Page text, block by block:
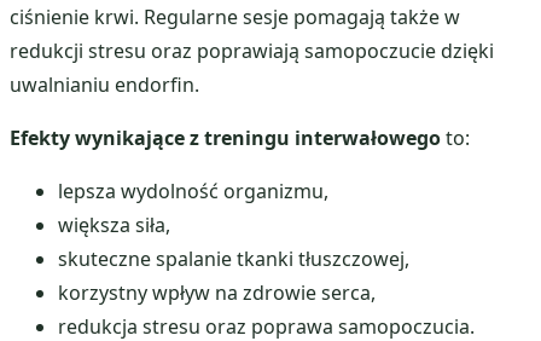
ciśnienie krwi. Regularne sesje pomagają także w
redukcji stresu oraz poprawiają samopoczucie dzięki
uwalnianiu endorfin.
Efekty wynikające z treningu interwałowegoto:
lepsza wydolność organizmu,
większa siła,
skuteczne spalanie tkanki tłuszczowej,
korzystny wpływ na zdrowie serca,
redukcja stresu oraz poprawa samopoczucia.